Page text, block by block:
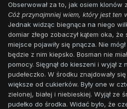
Obserwował za to, jak osiem klonów
Cóż przynajmniej wiem, który jest ten
Jednak widząc biegnąca na niego
domiar złego zobaczył kątem oka,
miejsce pojawiły się pnącza. Nie
będzie z nim kiepsko. Bosman nie
pomocy. Sięgnął do kieszeni i wyjął
pudełeczko. W środku znajdowały
większe od cukierków. Były one w
zielonej, białej i niebieskiej. Wyjął ze
pudełko do środka. Widać było, że